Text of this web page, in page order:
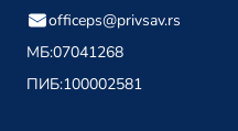
01. децембар
новембар 2023.
officeps@privsav.rs
МБ:07041268
ПИБ:100002581